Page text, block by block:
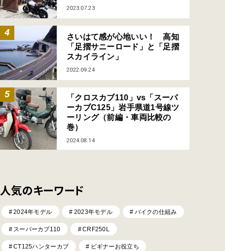
2023.07.23
さいはて感が心地いい！ 高知
「足摺サニーロード」と「足摺
スカイライン」
2022.09.24
「クロスカブ110」vs「スーパ
ーカブC125」岩手県道1号線ツ
ーリング（前編・車両比較の
巻）
2024.08.14
人気のキーワード
2024年モデル 2023年モデル バイクの仕組み
スーパーカブ110 CRF250L
CT125ハンターカブ ビギナーお役立ち